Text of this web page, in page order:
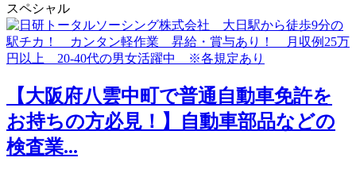
スペシャル
【大阪府八雲中町で普通自動車免許を
お持ちの方必見！】自動車部品などの
検査業...